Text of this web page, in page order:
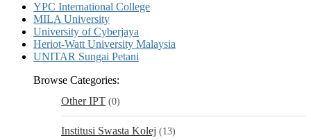
YPC International College
MILA University
University of Cyberjaya
Heriot-Watt University Malaysia
UNITAR Sungai Petani
Browse Categories:
Other IPT (0)
Institusi Swasta Kolej (13)